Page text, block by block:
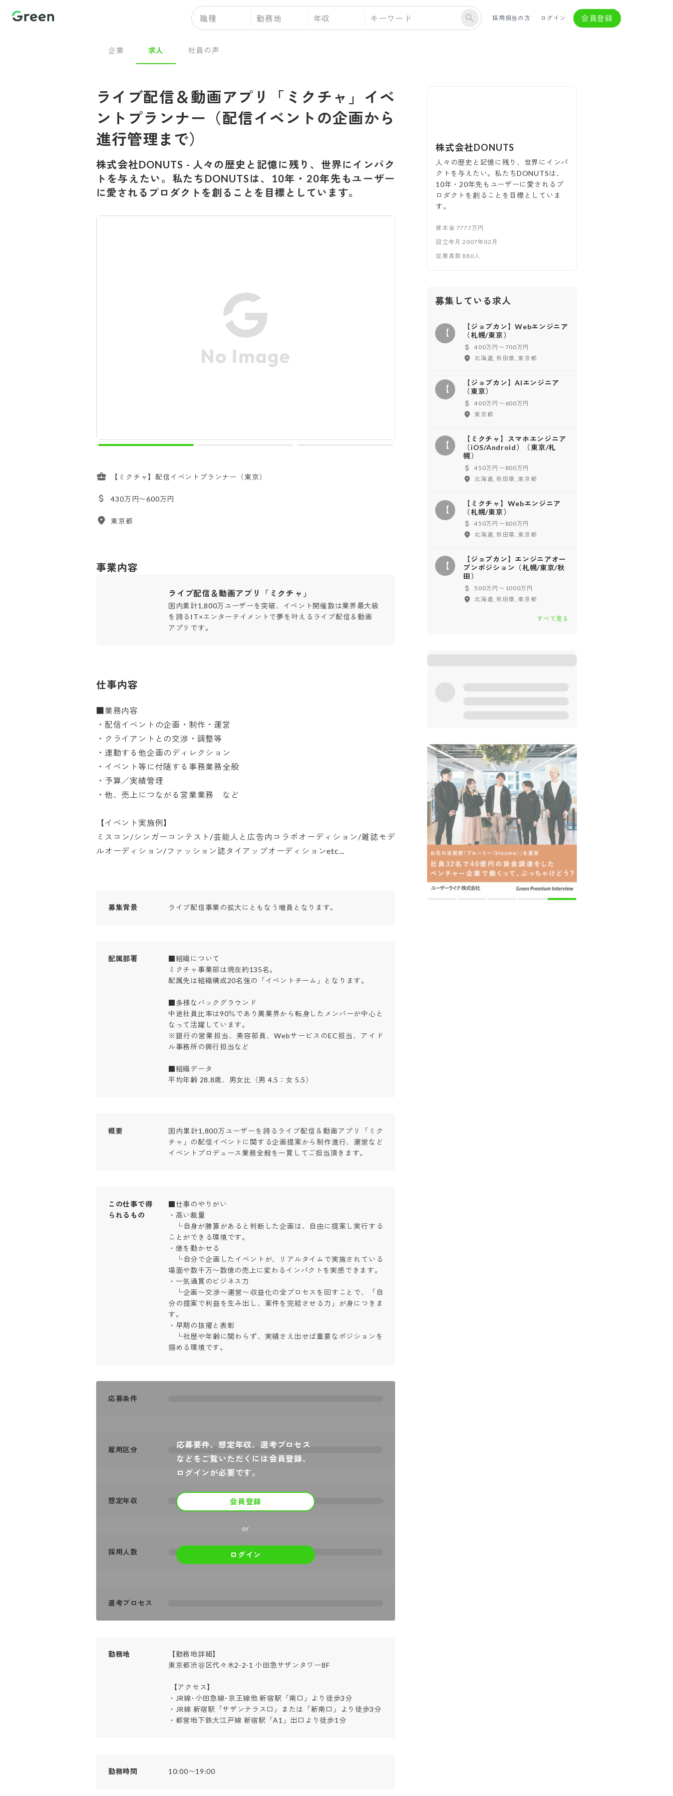
職種 勤務地 年収 採用担当の方 ログイン 会員登録
企業 求人 社員の声
ライブ配信＆動画アプリ「ミクチャ」イベ
ントプランナー（配信イベントの企画から
進行管理まで）
株式会社DONUTS - 人々の歴史と記憶に残り、世界にインパク
トを与えたい。私たちDONUTSは、10年・20年先もユーザー
に愛されるプロダクトを創ることを目標としています。
【ミクチャ】配信イベントプランナー（東京）
430万円〜600万円
東京都
事業内容
ライブ配信＆動画アプリ「ミクチャ」
国内累計1,800万ユーザーを突破、イベント開催数は業界最大級
を誇るIT×エンターテイメントで夢を叶えるライブ配信＆動画
アプリです。
仕事内容
■業務内容
・配信イベントの企画・制作・運営
・クライアントとの交渉・調整等
・連動する他企画のディレクション
・イベント等に付随する事務業務全般
・予算／実績管理
・他、売上につながる営業業務　など
【イベント実施例】
ミスコン/シンガーコンテスト/芸能人と広告内コラボオーディション/雑誌モデ
ルオーディション/ファッション誌タイアップオーディションetc...
募集背景 ライブ配信事業の拡大にともなう増員となります。
配属部署
■組織について
ミクチャ事業部は現在約135名。
配属先は組織構成20名強の「イベントチーム」となります。
■多様なバックグラウンド
中途社員比率は90％であり異業界から転身したメンバーが中心と
なって活躍しています。
※銀行の営業担当、美容部員、WebサービスのEC担当、アイド
ル事務所の興行担当など
■組織データ
平均年齢 28.8歳、男女比（男 4.5：女 5.5）
概要
国内累計1,800万ユーザーを誇るライブ配信＆動画アプリ「ミク
チャ」の配信イベントに関する企画提案から制作進行、運営など
イベントプロデュース業務全般を一貫してご担当頂きます。
この仕事で得
られるもの
■仕事のやりがい
・高い裁量
└自身が勝算があると判断した企画は、自由に提案し実行する
ことができる環境です。
・億を動かせる
└自分で企画したイベントが、リアルタイムで実施されている
場面や数千万〜数億の売上に変わるインパクトを実感できます。
・一気通貫のビジネス力
└企画〜交渉〜運営〜収益化の全プロセスを回すことで、「自
分の提案で利益を生み出し、案件を完結させる力」が身につきま
す。
・早期の抜擢と表彰
└社歴や年齢に関わらず、実績さえ出せば重要なポジションを
掴める環境です。
応募要件、想定年収、選考プロセス
などをご覧いただくには会員登録、
ログインが必要です。
会員登録
or
ログイン
応募条件
雇用区分
想定年収
採用人数
選考プロセス
勤務地
【勤務地詳細】
東京都渋谷区代々木2-2-1 小田急サザンタワー8F
・JR線･小田急線･京王線他 新宿駅「南口」より徒歩3分
・JR線 新宿駅「サザンテラス口」または「新南口」より徒歩3分
・都営地下鉄大江戸線 新宿駅「A1」出口より徒歩1分
勤務時間 10:00〜19:00
株式会社DONUTS
人々の歴史と記憶に残り、世界にインパ
クトを与えたい。私たちDONUTSは、
10年・20年先もユーザーに愛されるプ
ロダクトを創ることを目標としていま
す。
資本金 7777万円
設立年月 2007年02月
従業員数 880 人
募集している求人
【
【ジョブカン】Webエンジニア
（札幌/東京）
400万円〜700万円
北海道, 秋田県, 東京都
【
【ジョブカン】AIエンジニア
（東京）
400万円〜600万円
東京都
【
【ミクチャ】スマホエンジニア
（iOS/Android）（東京/札
幌）
450万円〜800万円
北海道, 秋田県, 東京都
【
【ミクチャ】Webエンジニア
（札幌/東京）
450万円〜800万円
北海道, 秋田県, 東京都
【
【ジョブカン】エンジニアオー
プンポジション（札幌/東京/秋
田）
500万円〜1000万円
北海道, 秋田県, 東京都
すべて見る